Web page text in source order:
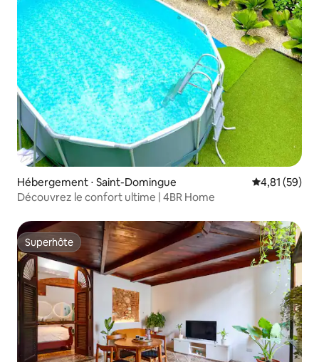
Hébergement ⋅ Saint-Domingue Évaluation
4,81 (59)
Découvrez le confort ultime | 4BR Home
Superhôte
Superhôte